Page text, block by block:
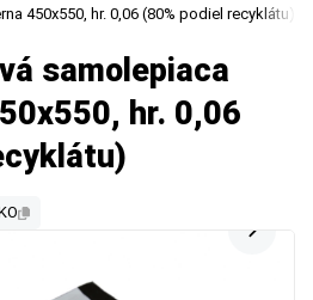
450x550, hr. 0,06 (80% podiel recyklátu)
samolepiaca
hr. 0,06